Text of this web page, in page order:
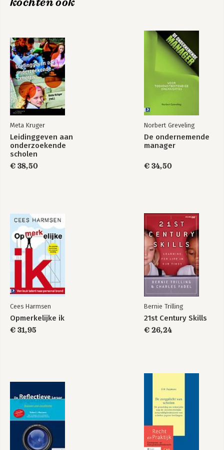
De kunst en
wetenschap van
het lesgeven -
Beknopte uitgave
Wat werkt:
Pedagogisch
Wat werkt op
school - Beknopte
uitgave
Wat werkt in de
klas
Bekijk alle boeken
Meta Kruger
Leidinggeven aan
onderzoekende
scholen
€ 38,50
Norbert Greveling
De ondernemende
manager
€ 34,50
Cees Harmsen
Opmerkelijke ik
€ 31,95
Bernie Trilling
21st Century Skills
€ 26,24